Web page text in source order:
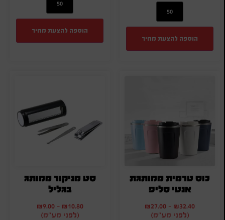
הוספה להצעת מחיר
הוספה להצעת מחיר
כוס טרמית ממותגת
אנטי סליפ
₪32.40
-
₪27.00
(לפני מע"מ)
סט מניקור ממותג
בגליל
₪10.80
-
₪9.00
(לפני מע"מ)